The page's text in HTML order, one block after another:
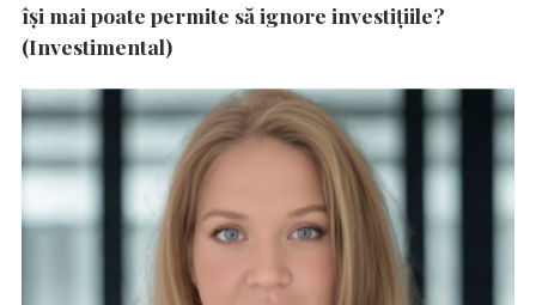
își mai poate permite să ignore investițiile?
(Investimental)